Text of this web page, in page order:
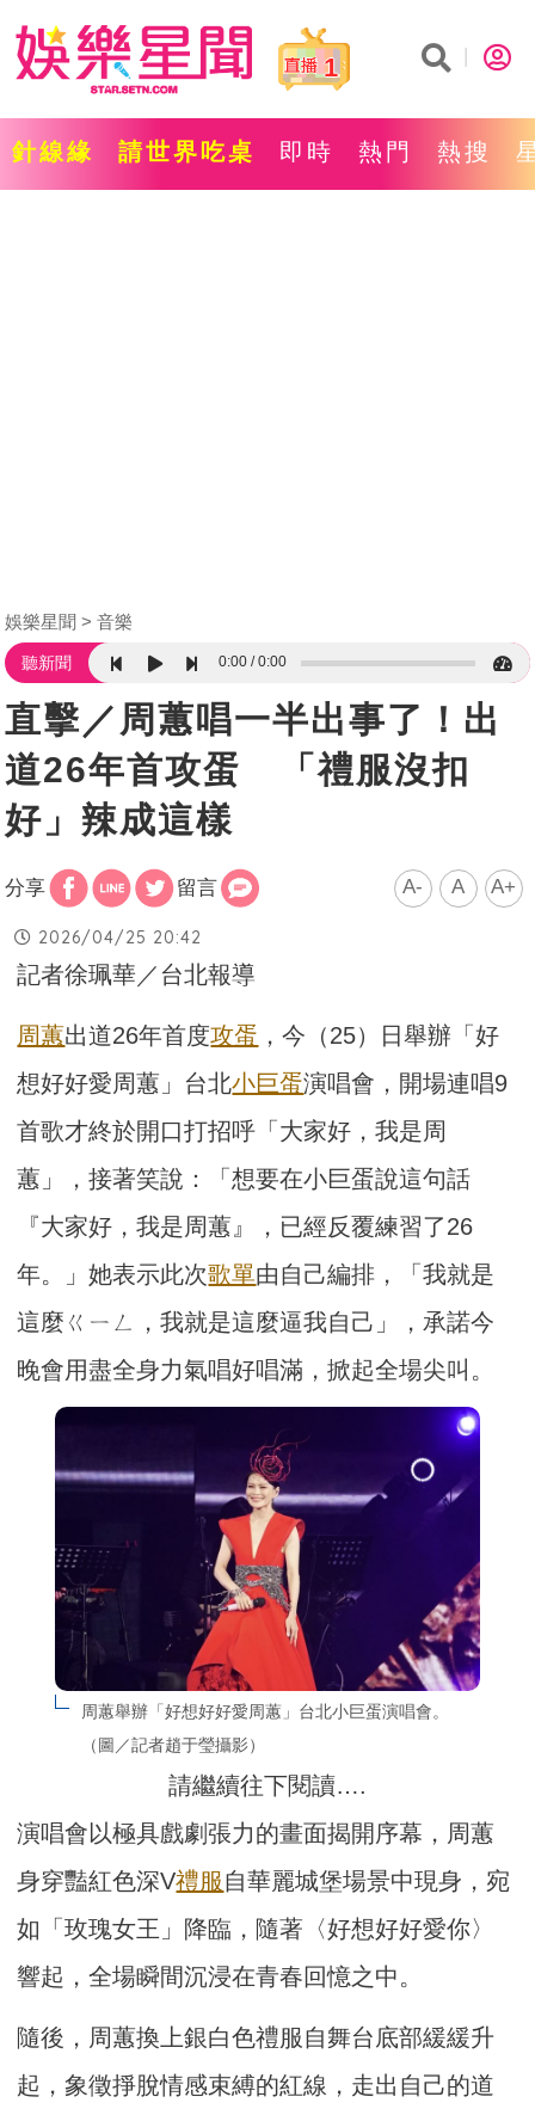
1
針線緣 請世界吃桌 即時 熱門 熱搜
娛樂星聞 音樂
聽新聞 0:00 0:00
直擊／周蕙唱一半出事了！出
道26年首攻蛋 「禮服沒扣
好」辣成這樣
分享 留言 A- A A+
2026/04/25 20:42
記者徐珮華／台北報導
周蕙出道26年首度攻蛋 ，今（25）日舉辦「好
想好好愛周蕙」台北小巨蛋演唱會，開場連唱9
首歌才終於開口打招呼「大家好，我是周
蕙」，接著笑說：「想要在小巨蛋說這句話
『大家好，我是周蕙』，已經反覆練習了26
年。」她表示此次歌單由自己編排，「我就是
這麼ㄍㄧㄥ，我就是這麼逼我自己」，承諾今
晚會用盡全身力氣唱好唱滿，掀起全場尖叫。
周蕙舉辦「好想好好愛周蕙」台北小巨蛋演唱會。
（圖／記者趙于瑩攝影）
請繼續往下閱讀….
演唱會以極具戲劇張力的畫面揭開序幕，周蕙
身穿豔紅色深V禮服自華麗城堡場景中現身，宛
如「玫瑰女王」降臨，隨著〈好想好好愛你〉
響起，全場瞬間沉浸在青春回憶之中。
隨後，周蕙換上銀白色禮服自舞台底部緩緩升
起，象徵掙脫情感束縛的紅線，走出自己的道